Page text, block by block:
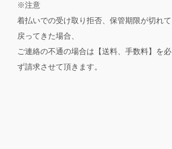
※注意
着払いでの受け取り拒否、保管期限が切れて
戻ってきた場合、
ご連絡の不通の場合は【送料、手数料】を必
ず請求させて頂きます。